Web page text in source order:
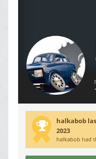
halkabob
2023
halkabob had